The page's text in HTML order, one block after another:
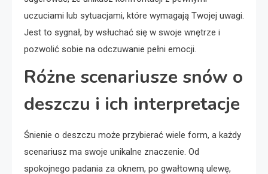
uczuciami lub sytuacjami, które wymagają Twojej uwagi.
Jest to sygnał, by wsłuchać się w swoje wnętrze i
pozwolić sobie na odczuwanie pełni emocji.
Różne scenariusze snów o
deszczu i ich interpretacje
Śnienie o deszczu może przybierać wiele form, a każdy
scenariusz ma swoje unikalne znaczenie. Od
spokojnego padania za oknem, po gwałtowną ulewę,